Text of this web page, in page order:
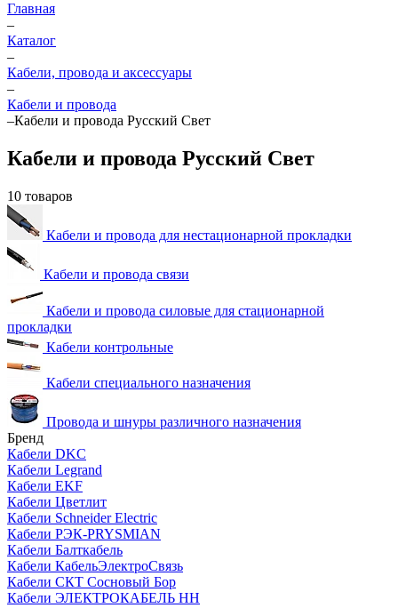
Главная
–
Каталог
–
Кабели, провода и аксессуары
–
Кабели и провода
–Кабели и провода Русский Свет
Кабели и провода Русский Свет
10 товаров
Кабели и провода для нестационарной прокладки
Кабели и провода связи
Кабели и провода силовые для стационарной
прокладки
Кабели контрольные
Кабели специального назначения
Провода и шнуры различного назначения
Бренд
Кабели DKC
Кабели Legrand
Кабели EKF
Кабели Цветлит
Кабели Schneider Electric
Кабели РЭК-PRYSMIAN
Кабели Балткабель
Кабели КабельЭлектроСвязь
Кабели СКТ Сосновый Бор
Кабели ЭЛЕКТРОКАБЕЛЬ НН